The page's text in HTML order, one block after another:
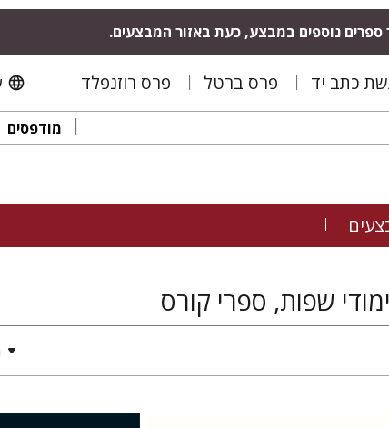
נוספים במבצע, כעת באזור המבצעים.
כתב יד פרס ברטל פרס רוזנפלד
מודפסים
שפות, ספרי קורס